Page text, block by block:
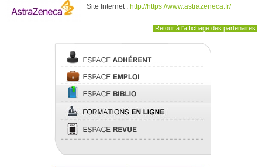
Site Internet : http://https://www.astrazeneca.fr/
Retour à l'affichage des partenaires